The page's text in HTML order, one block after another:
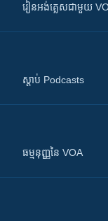
រៀន​​​​​​អង់គ្លេស​​ជាមួយ
ស្តាប់ Podcasts
ធម្មនុញ្ញ​នៃ VOA